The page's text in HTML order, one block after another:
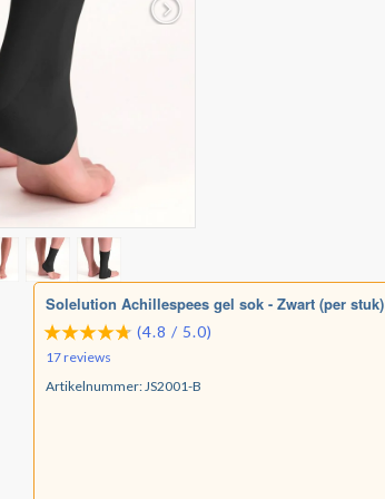
Solelution Achillespees gel sok - Zwart (per stuk)
(4.8 / 5.0)
17 reviews
Artikelnummer:JS2001-B